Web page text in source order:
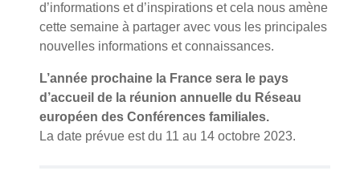
d’informations et d’inspirations et cela nous amène
cette semaine à partager avec vous les principales
nouvelles informations et connaissances.
L’année prochaine la France sera le pays
d’accueil de la réunion annuelle du Réseau
européen des Conférences familiales.
La date prévue est du 11 au 14 octobre 2023.